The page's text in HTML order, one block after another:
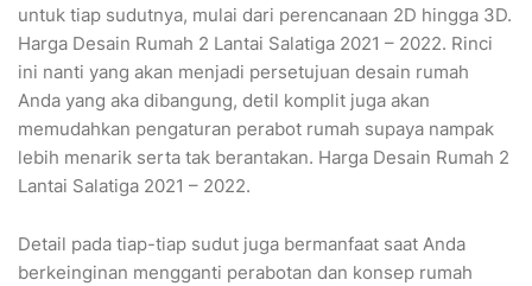
untuk tiap sudutnya, mulai dari perencanaan 2D hingga 3D.
Harga Desain Rumah 2 Lantai Salatiga 2021 – 2022. Rinci
ini nanti yang akan menjadi persetujuan desain rumah
Anda yang aka dibangung, detil komplit juga akan
memudahkan pengaturan perabot rumah supaya nampak
lebih menarik serta tak berantakan. Harga Desain Rumah 2
Lantai Salatiga 2021 – 2022.
Detail pada tiap-tiap sudut juga bermanfaat saat Anda
berkeinginan mengganti perabotan dan konsep rumah